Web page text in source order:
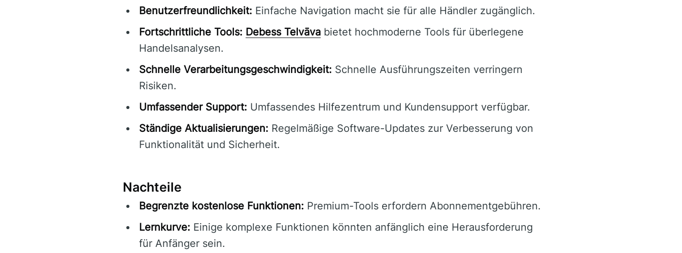
Benutzerfreundlichkeit: Einfache Navigation macht sie für alle Händler zugänglich.
Fortschrittliche Tools: Debess Telvāva bietet hochmoderne Tools für überlegene
Handelsanalysen.
Schnelle Verarbeitungsgeschwindigkeit: Schnelle Ausführungszeiten verringern
Risiken.
Umfassender Support: Umfassendes Hilfezentrum und Kundensupport verfügbar.
Ständige Aktualisierungen: Regelmäßige Software-Updates zur Verbesserung von
Funktionalität und Sicherheit.
Nachteile
Begrenzte kostenlose Funktionen: Premium-Tools erfordern Abonnementgebühren.
Lernkurve: Einige komplexe Funktionen könnten anfänglich eine Herausforderung
für Anfänger sein.